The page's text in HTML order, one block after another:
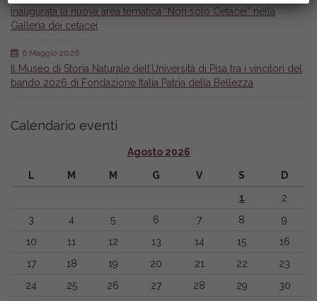
Inaugurata la nuova area tematica “Non solo Cetacei” nella
Galleria dei cetacei
Il Museo di Storia Naturale dell’Università di Pisa tra i vincitori del
bando 2026 di Fondazione Italia Patria della Bellezza
6 Maggio 2026
Calendario eventi
Agosto 2026
L M M G V S D
1
2
3
4 5 6 7 8
9
10
11 12 13 14 15
16
17
18 19 20 21 22
23
24
25 26 27 28 29
30